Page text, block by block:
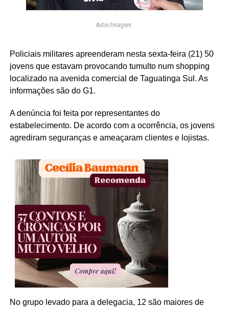
Autor/Imagem:
Policiais militares apreenderam nesta sexta-feira (21) 50
jovens que estavam provocando tumulto num shopping
localizado na avenida comercial de Taguatinga Sul. As
informações são do G1.
A denúncia foi feita por representantes do
estabelecimento. De acordo com a ocorrência, os jovens
agrediram seguranças e ameaçaram clientes e lojistas.
No grupo levado para a delegacia, 12 são maiores de